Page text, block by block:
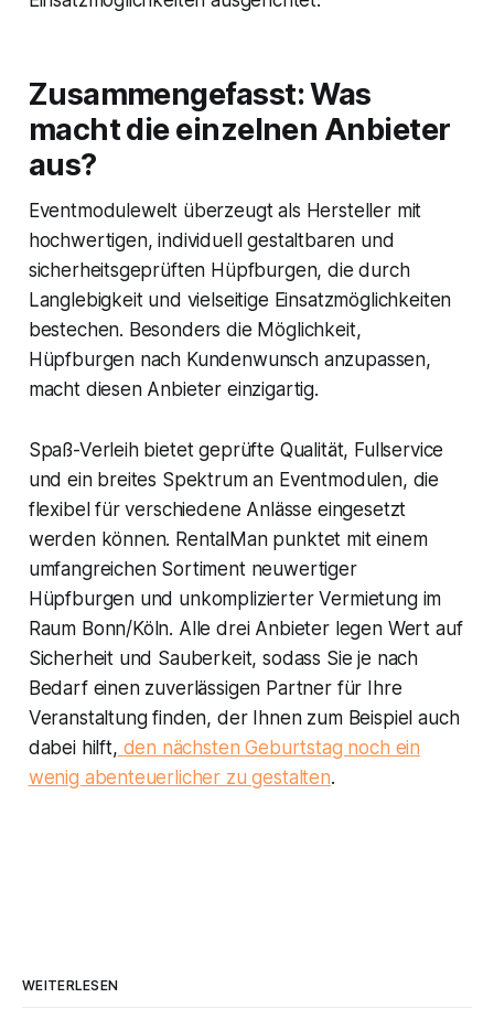
Zusammengefasst: Was
macht die einzelnen Anbieter
aus?
Eventmodulewelt überzeugt als Hersteller mit
hochwertigen, individuell gestaltbaren und
sicherheitsgeprüften Hüpfburgen, die durch
Langlebigkeit und vielseitige Einsatzmöglichkeiten
bestechen. Besonders die Möglichkeit,
Hüpfburgen nach Kundenwunsch anzupassen,
macht diesen Anbieter einzigartig.
Spaß-Verleih bietet geprüfte Qualität, Fullservice
und ein breites Spektrum an Eventmodulen, die
flexibel für verschiedene Anlässe eingesetzt
werden können. RentalMan punktet mit einem
umfangreichen Sortiment neuwertiger
Hüpfburgen und unkomplizierter Vermietung im
Raum Bonn/Köln. Alle drei Anbieter legen Wert auf
Sicherheit und Sauberkeit, sodass Sie je nach
Bedarf einen zuverlässigen Partner für Ihre
Veranstaltung finden, der Ihnen zum Beispiel auch
dabei hilft, den nächsten Geburtstag noch ein
wenig abenteuerlicher zu gestalten.
WEITERLESEN